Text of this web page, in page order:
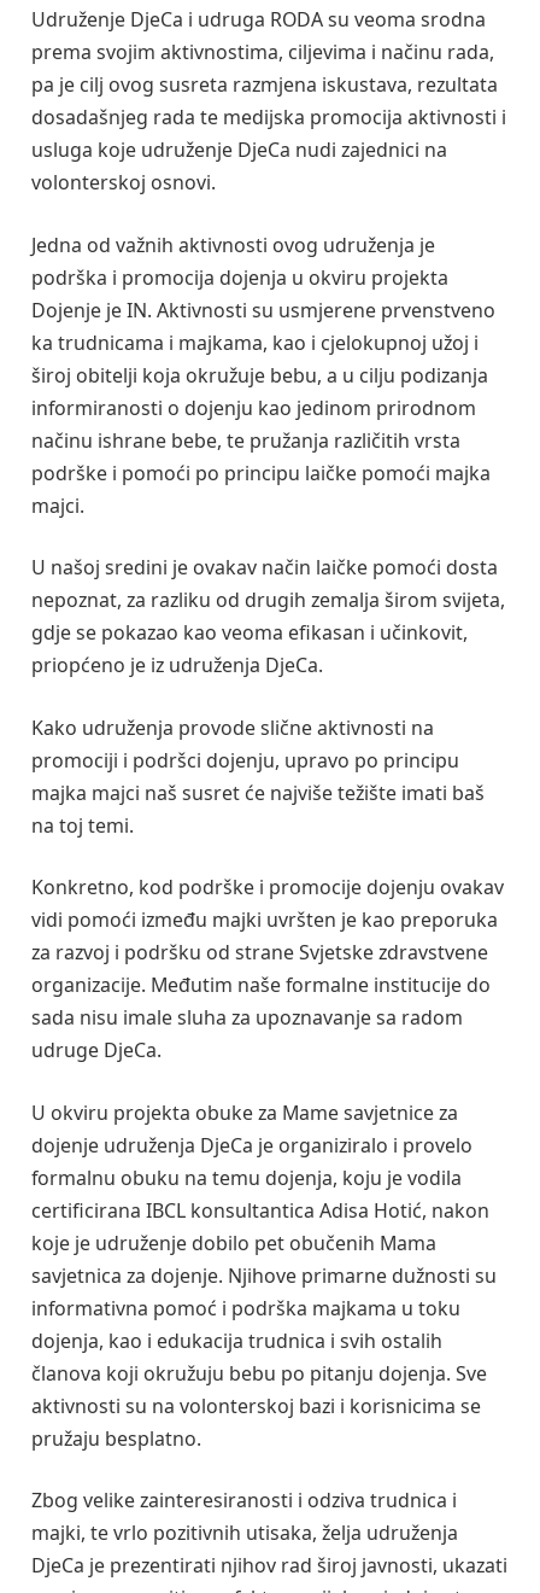
Udruženje DjeCa i udruga RODA su veoma srodna
prema svojim aktivnostima, ciljevima i načinu rada,
pa je cilj ovog susreta razmjena iskustava, rezultata
dosadašnjeg rada te medijska promocija aktivnosti i
usluga koje udruženje DjeCa nudi zajednici na
volonterskoj osnovi.
Jedna od važnih aktivnosti ovog udruženja je
podrška i promocija dojenja u okviru projekta
Dojenje je IN. Aktivnosti su usmjerene prvenstveno
ka trudnicama i majkama, kao i cjelokupnoj užoj i
široj obitelji koja okružuje bebu, a u cilju podizanja
informiranosti o dojenju kao jedinom prirodnom
načinu ishrane bebe, te pružanja različitih vrsta
podrške i pomoći po principu laičke pomoći majka
majci.
U našoj sredini je ovakav način laičke pomoći dosta
nepoznat, za razliku od drugih zemalja širom svijeta,
gdje se pokazao kao veoma efikasan i učinkovit,
priopćeno je iz udruženja DjeCa.
Kako udruženja provode slične aktivnosti na
promociji i podršci dojenju, upravo po principu
majka majci naš susret će najviše težište imati baš
na toj temi.
Konkretno, kod podrške i promocije dojenju ovakav
vidi pomoći između majki uvršten je kao preporuka
za razvoj i podršku od strane Svjetske zdravstvene
organizacije. Međutim naše formalne institucije do
sada nisu imale sluha za upoznavanje sa radom
udruge DjeCa.
U okviru projekta obuke za Mame savjetnice za
dojenje udruženja DjeCa je organiziralo i provelo
formalnu obuku na temu dojenja, koju je vodila
certificirana IBCL konsultantica Adisa Hotić, nakon
koje je udruženje dobilo pet obučenih Mama
savjetnica za dojenje. Njihove primarne dužnosti su
informativna pomoć i podrška majkama u toku
dojenja, kao i edukacija trudnica i svih ostalih
članova koji okružuju bebu po pitanju dojenja. Sve
aktivnosti su na volonterskoj bazi i korisnicima se
pružaju besplatno.
Zbog velike zainteresiranosti i odziva trudnica i
majki, te vrlo pozitivnih utisaka, želja udruženja
DjeCa je prezentirati njihov rad široj javnosti, ukazati